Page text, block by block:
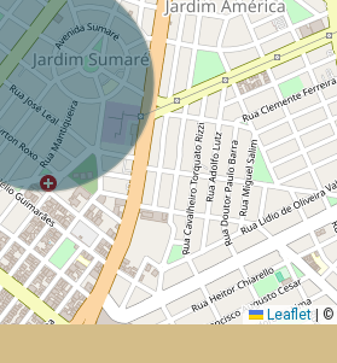
Leaflet ©